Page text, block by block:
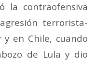
la contraofensiva
terrorista-
y en Chile, cuando
de Lula y dio